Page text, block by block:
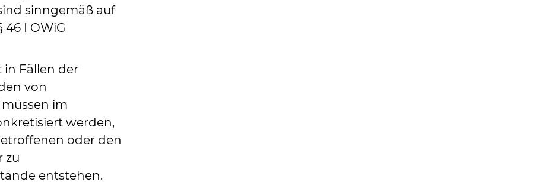
sinngemäß auf
I OWiG
in Fällen der
von
im
werden,
oder den
zu
entstehen.